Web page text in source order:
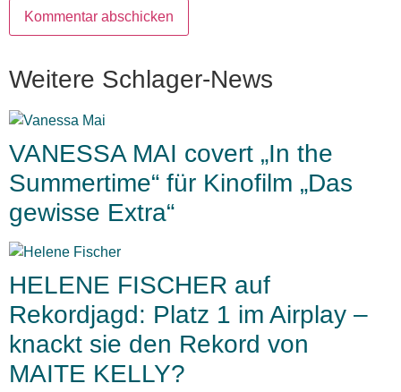
Weitere Schlager-News
VANESSA MAI covert „In the
Summertime“ für Kinofilm „Das
gewisse Extra“
HELENE FISCHER auf
Rekordjagd: Platz 1 im Airplay –
knackt sie den Rekord von
MAITE KELLY?